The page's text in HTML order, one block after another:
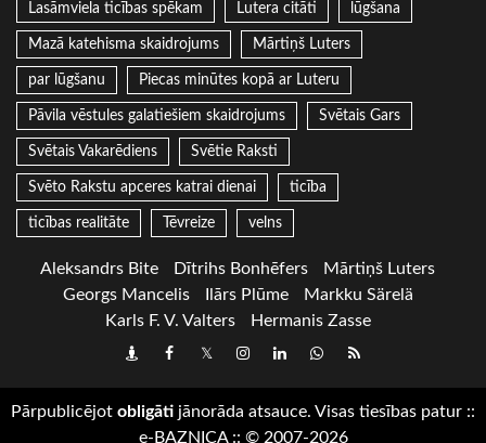
Lasāmviela ticības spēkam Lutera citāti lūgšana
Mazā katehisma skaidrojums Mārtiņš Luters
par lūgšanu Piecas minūtes kopā ar Luteru
Pāvila vēstules galatiešiem skaidrojums Svētais Gars
Svētais Vakarēdiens Svētie Raksti
Svēto Rakstu apceres katrai dienai ticība
ticības realitāte Tēvreize velns
Aleksandrs Bite Dītrihs Bonhēfers
Mārtiņš Luters
Georgs Mancelis
Ilārs Plūme
Markku Särelä
Karls F. V. Valters
Hermanis Zasse
DraugiemFacebook
TwitterInstagram
LinkedInwhatsapp
RSS
Pārpublicējot obligāti jānorāda atsauce. Visas tiesības patur ::
e-BAZNICA:: © 2007-2026